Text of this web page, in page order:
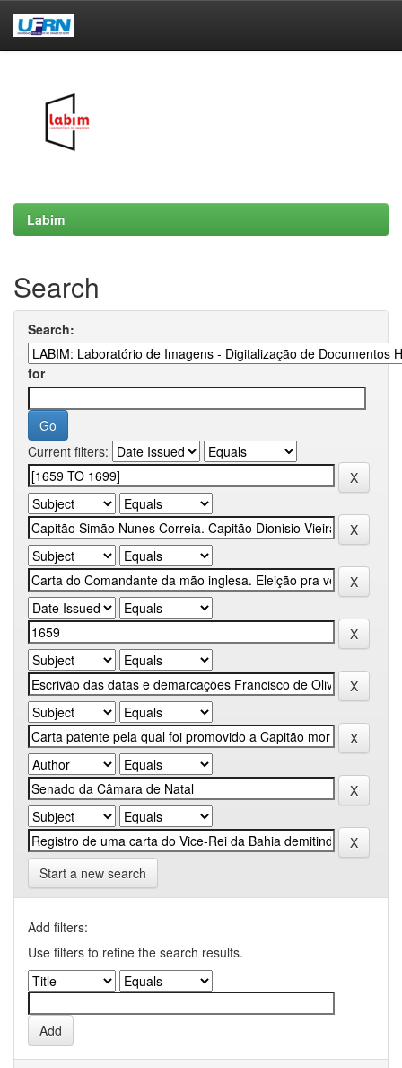
Labim
Search
Search:
for
Current filters:
Start a new search
Add filters:
Use filters to refine the search results.